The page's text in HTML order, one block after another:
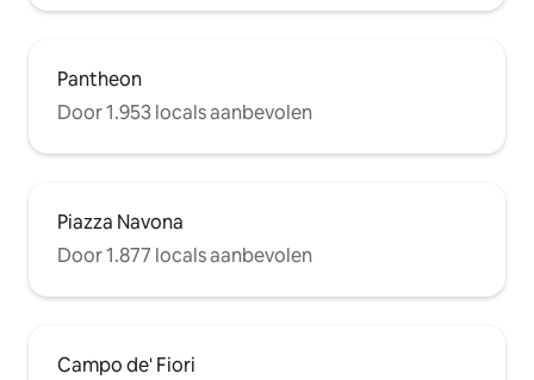
Pantheon
Door 1.953 locals aanbevolen
Piazza Navona
Door 1.877 locals aanbevolen
Campo de' Fiori